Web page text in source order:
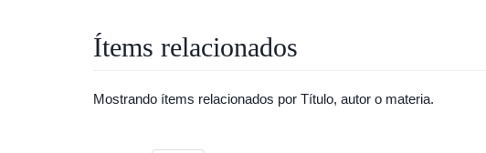
Ítems relacionados
Mostrando ítems relacionados por Título, autor o materia.